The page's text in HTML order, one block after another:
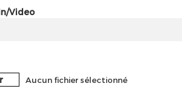
Video
Aucun fichier sélectionné